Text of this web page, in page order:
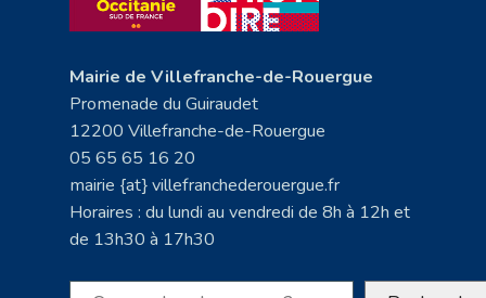
Mairie de Villefranche-de-Rouergue
Promenade du Guiraudet
12200 Villefranche-de-Rouergue
05 65 65 16 20
mairie {at} villefranchederouergue.fr
Horaires : du lundi au vendredi de 8h à 12h et
de 13h30 à 17h30
Rechercher